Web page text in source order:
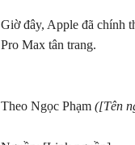
Giờ đây, Apple đã chính
Pro Max tân trang.
Theo Ngọc Phạm ([Tên